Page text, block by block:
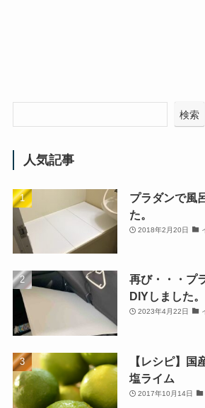
検索
人気記事
プラダンで風
た。
2018年2月20日
再び・・・プ
DIYしました。
2023年4月22日
【レシピ】国
塩ライム
2017年10月14日